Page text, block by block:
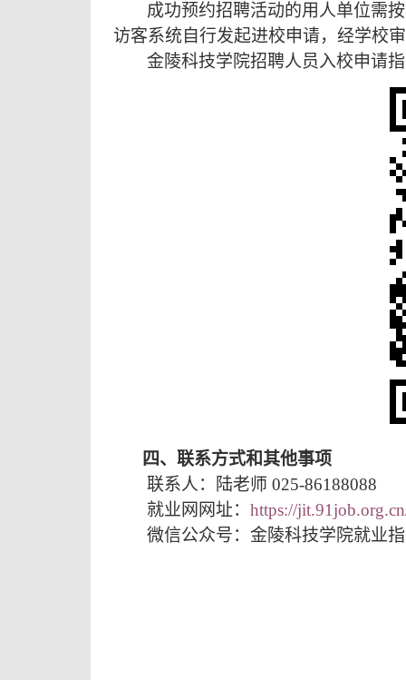
成功预约招聘活动的用人单位需
访客系统自行发起进校申请，经学校
金陵科技学院招聘人员入校申请
四、联系方式和其他事项
联系人：陆老师 025-86188088
就业网网址： https://
微信公众号：金陵科技学院就业